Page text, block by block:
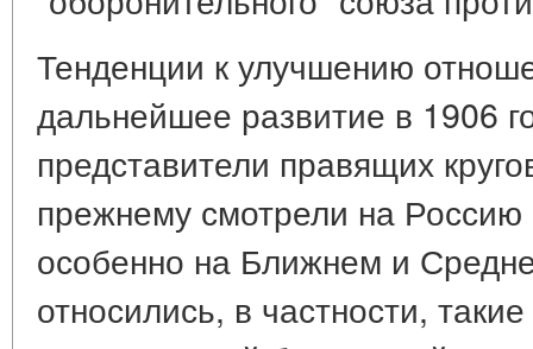
Тенденции к улучшению
дальнейшее развитие в 1906
представители правящих
прежнему смотрели на Россию
особенно на Ближнем и
относились, в частности,